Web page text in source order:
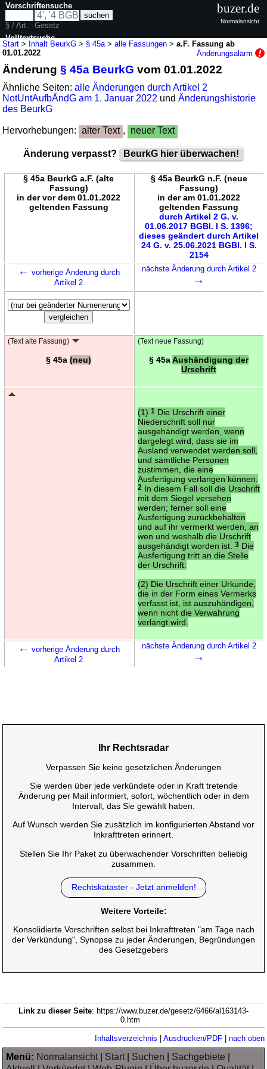
Start > Inhalt BeurkG > § 45a >alle Fassungen >a.F. Fassung ab
01.01.2022
Änderungsalarm
Änderung§ 45a BeurkG vom 01.01.2022
Ähnliche Seiten:alle Änderungen durch Artikel 2
NotUntAufbÄndG am 1. Januar 2022 undÄnderungshistorie
des BeurkG
Hervorhebungen: alter Text , neuer Text
Änderung verpasst? BeurkG hier überwachen!
§ 45a BeurkG a.F. (alte
Fassung)
in der vor dem 01.01.2022
geltenden Fassung
§ 45a BeurkG n.F. (neue
Fassung)
in der am 01.01.2022
geltenden Fassung
durch Artikel 2 G. v.
01.06.2017 BGBl. I S. 1396;
dieses geändert durch Artikel
24 G. v. 25.06.2021 BGBl. I S.
2154
← vorherige Änderung durch
Artikel 2
nächste Änderung durch Artikel 2
→
(Text alte Fassung)
§ 45a (neu)
(Text neue Fassung)
§ 45aAushändigung der
Urschrift
(1) 1Die Urschrift einer
Niederschrift soll nur
ausgehändigt werden, wenn
dargelegt wird, dass sie im
Ausland verwendet werden soll,
und sämtliche Personen
zustimmen, die eine
Ausfertigung verlangen können.
2In diesem Fall soll die Urschrift
mit dem Siegel versehen
werden; ferner soll eine
Ausfertigung zurückbehalten
und auf ihr vermerkt werden, an
wen und weshalb die Urschrift
ausgehändigt worden ist.
3Die
Ausfertigung tritt an die Stelle
der Urschrift.
(2) Die Urschrift einer Urkunde,
die in der Form eines Vermerks
verfasst ist, ist auszuhändigen,
wenn nicht die Verwahrung
verlangt wird.
← vorherige Änderung durch
Artikel 2
nächste Änderung durch Artikel 2
→
Vorschriftensuche
§ / Art.
Gesetz
Volltextsuche
buzer.de
Normalansicht
Ihr Rechtsradar
Verpassen Sie keine gesetzlichen Änderungen
Sie werden über jede verkündete oder in Kraft tretende
Änderung per Mail informiert, sofort, wöchentlich oder in dem
Intervall, das Sie gewählt haben.
Auf Wunsch werden Sie zusätzlich im konfigurierten Abstand vor
Inkrafttreten erinnert.
Stellen Sie Ihr Paket zu überwachender Vorschriften beliebig
zusammen.
Rechtskataster - Jetzt anmelden!
Weitere Vorteile:
Konsolidierte Vorschriften selbst bei Inkrafttreten "am Tage nach
der Verkündung", Synopse zu jeder Änderungen, Begründungen
des Gesetzgebers
Link zu dieser Seite: https://www.buzer.de/gesetz/6466/al163143-
0.htm
Inhaltsverzeichnis Ausdrucken/PDF| nach oben
Menü: Normalansicht| Start| Suchen Sachgebiete